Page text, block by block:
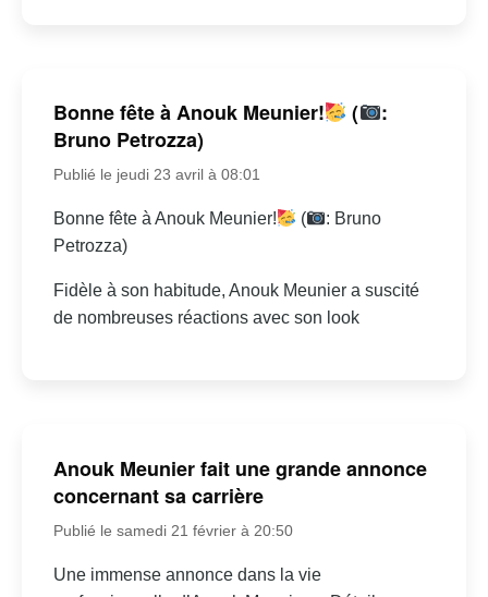
Bonne fête à Anouk Meunier! (
:
Bruno Petrozza)
Publié le jeudi 23 avril à 08:01
Bonne fête à Anouk Meunier! (
: Bruno
Petrozza)
Fidèle à son habitude, Anouk Meunier a suscité
de nombreuses réactions avec son look
Anouk Meunier fait une grande annonce
concernant sa carrière
Publié le samedi 21 février à 20:50
Une immense annonce dans la vie